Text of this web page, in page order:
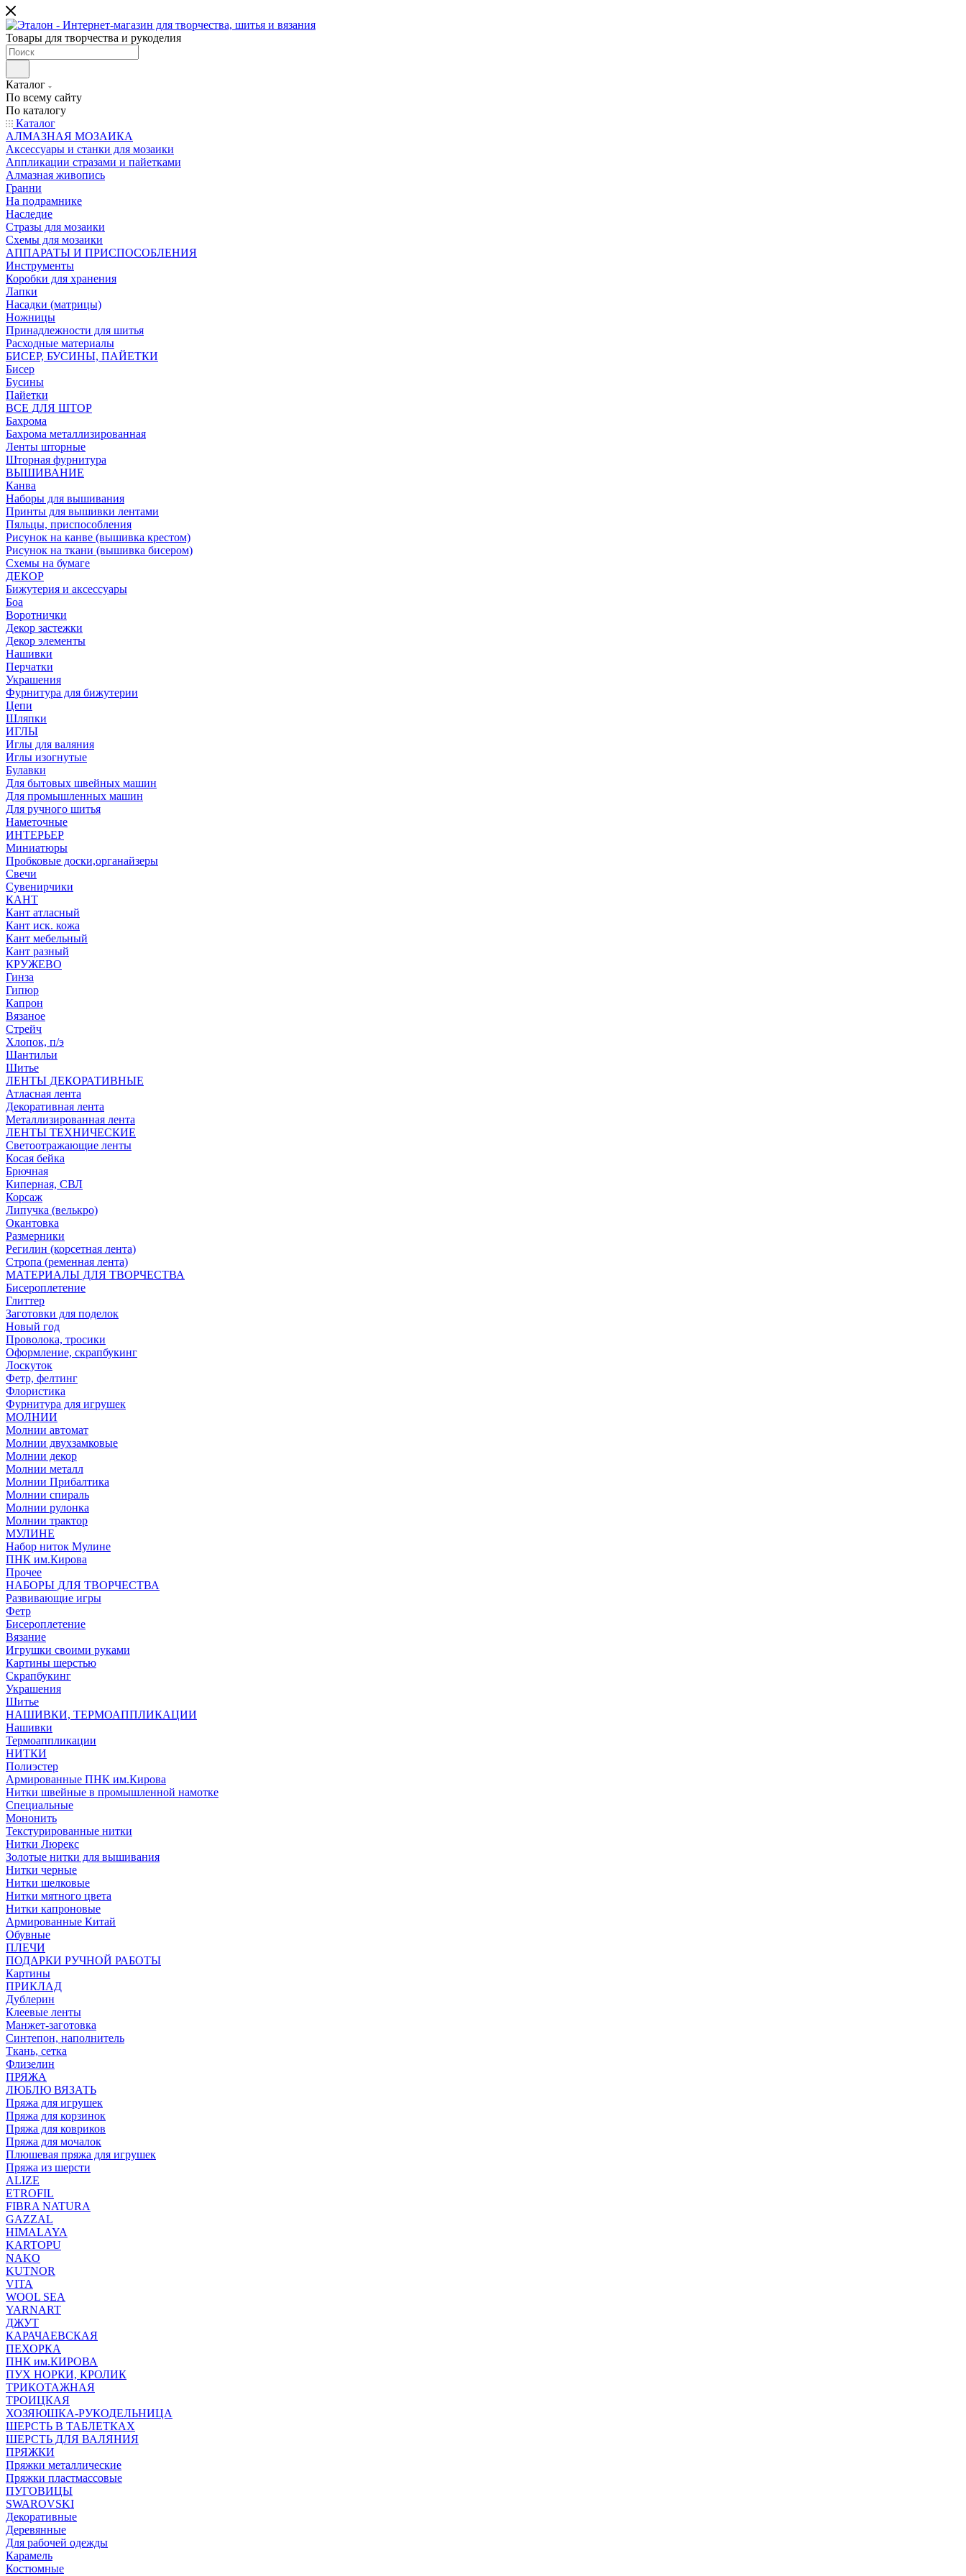
Товары для творчества и рукоделия
Каталог
По всему сайту
По каталогу
Каталог
АЛМАЗНАЯ МОЗАИКА
Аксессуары и станки для мозаики
Аппликации стразами и пайетками
Алмазная живопись
Гранни
На подрамнике
Наследие
Стразы для мозаики
Схемы для мозаики
АППАРАТЫ И ПРИСПОСОБЛЕНИЯ
Инструменты
Коробки для хранения
Лапки
Насадки (матрицы)
Ножницы
Принадлежности для шитья
Расходные материалы
БИСЕР, БУСИНЫ, ПАЙЕТКИ
Бисер
Бусины
Пайетки
ВСЕ ДЛЯ ШТОР
Бахрома
Бахрома металлизированная
Ленты шторные
Шторная фурнитура
ВЫШИВАНИЕ
Канва
Наборы для вышивания
Принты для вышивки лентами
Пяльцы, приспособления
Рисунок на канве (вышивка крестом)
Рисунок на ткани (вышивка бисером)
Схемы на бумаге
ДЕКОР
Бижутерия и аксессуары
Боа
Воротнички
Декор застежки
Декор элементы
Нашивки
Перчатки
Украшения
Фурнитура для бижутерии
Цепи
Шляпки
ИГЛЫ
Иглы для валяния
Иглы изогнутые
Булавки
Для бытовых швейных машин
Для промышленных машин
Для ручного шитья
Наметочные
ИНТЕРЬЕР
Миниатюры
Пробковые доски,органайзеры
Свечи
Сувенирчики
КАНТ
Кант атласный
Кант иск. кожа
Кант мебельный
Кант разный
КРУЖЕВО
Гинза
Гипюр
Капрон
Вязаное
Стрейч
Хлопок, п/э
Шантильи
Шитье
ЛЕНТЫ ДЕКОРАТИВНЫЕ
Атласная лента
Декоративная лента
Металлизированная лента
ЛЕНТЫ ТЕХНИЧЕСКИЕ
Светоотражающие ленты
Косая бейка
Брючная
Киперная, СВЛ
Корсаж
Липучка (велькро)
Окантовка
Размерники
Регилин (корсетная лента)
Стропа (ременная лента)
МАТЕРИАЛЫ ДЛЯ ТВОРЧЕСТВА
Бисероплетение
Глиттер
Заготовки для поделок
Новый год
Проволока, тросики
Оформление, скрапбукинг
Лоскуток
Фетр, фелтинг
Флористика
Фурнитура для игрушек
МОЛНИИ
Молнии автомат
Молнии двухзамковые
Молнии декор
Молнии металл
Молнии Прибалтика
Молнии спираль
Молнии рулонка
Молнии трактор
МУЛИНЕ
Набор ниток Мулине
ПНК им.Кирова
Прочее
НАБОРЫ ДЛЯ ТВОРЧЕСТВА
Развивающие игры
Фетр
Бисероплетение
Вязание
Игрушки своими руками
Картины шерстью
Скрапбукинг
Украшения
Шитье
НАШИВКИ, ТЕРМОАППЛИКАЦИИ
Нашивки
Термоаппликации
НИТКИ
Полиэстер
Армированные ПНК им.Кирова
Нитки швейные в промышленной намотке
Специальные
Мононить
Текстурированные нитки
Нитки Люрекс
Золотые нитки для вышивания
Нитки черные
Нитки шелковые
Нитки мятного цвета
Нитки капроновые
Армированные Китай
Обувные
ПЛЕЧИ
ПОДАРКИ РУЧНОЙ РАБОТЫ
Картины
ПРИКЛАД
Дублерин
Клеевые ленты
Манжет-заготовка
Синтепон, наполнитель
Ткань, сетка
Флизелин
ПРЯЖА
ЛЮБЛЮ ВЯЗАТЬ
Пряжа для игрушек
Пряжа для корзинок
Пряжа для ковриков
Пряжа для мочалок
Плюшевая пряжа для игрушек
Пряжа из шерсти
ALIZE
ETROFIL
FIBRA NATURA
GAZZAL
HIMALAYA
KARTOPU
NAKO
KUTNOR
VITA
WOOL SEA
YARNART
ДЖУТ
КАРАЧАЕВСКАЯ
ПЕХОРКА
ПНК им.КИРОВА
ПУХ НОРКИ, КРОЛИК
ТРИКОТАЖНАЯ
ТРОИЦКАЯ
ХОЗЯЮШКА-РУКОДЕЛЬНИЦА
ШЕРСТЬ В ТАБЛЕТКАХ
ШЕРСТЬ ДЛЯ ВАЛЯНИЯ
ПРЯЖКИ
Пряжки металлические
Пряжки пластмассовые
ПУГОВИЦЫ
SWAROVSKI
Декоративные
Деревянные
Для рабочей одежды
Карамель
Костюмные